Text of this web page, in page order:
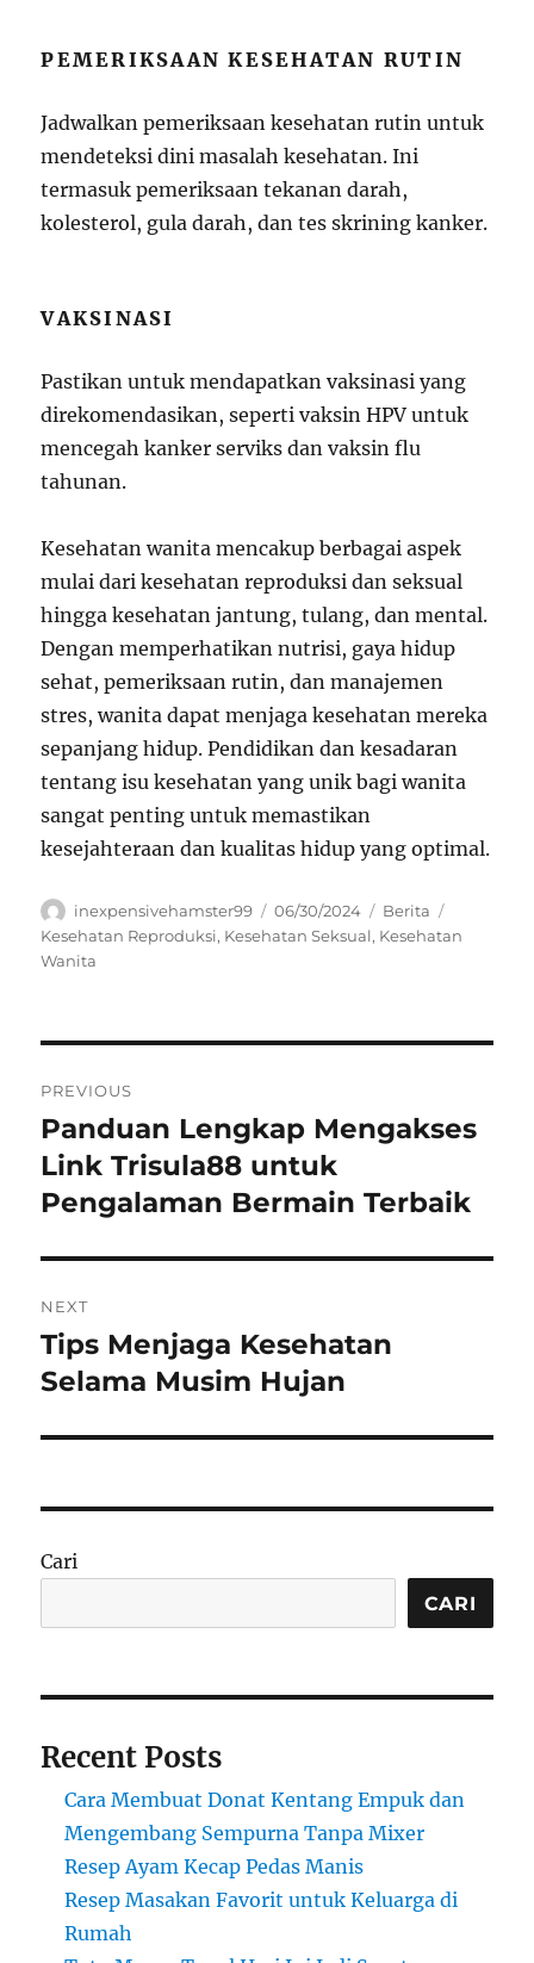
PEMERIKSAAN KESEHATAN RUTIN
Jadwalkan pemeriksaan kesehatan rutin untuk
mendeteksi dini masalah kesehatan. Ini
termasuk pemeriksaan tekanan darah,
kolesterol, gula darah, dan tes skrining kanker.
VAKSINASI
Pastikan untuk mendapatkan vaksinasi yang
direkomendasikan, seperti vaksin HPV untuk
mencegah kanker serviks dan vaksin flu
tahunan.
Kesehatan wanita mencakup berbagai aspek
mulai dari kesehatan reproduksi dan seksual
hingga kesehatan jantung, tulang, dan mental.
Dengan memperhatikan nutrisi, gaya hidup
sehat, pemeriksaan rutin, dan manajemen
stres, wanita dapat menjaga kesehatan mereka
sepanjang hidup. Pendidikan dan kesadaran
tentang isu kesehatan yang unik bagi wanita
sangat penting untuk memastikan
kesejahteraan dan kualitas hidup yang optimal.
Author
inexpensivehamster99
Posted
on
06/30/2024 Categories
Berita
Kesehatan Reproduksi, Kesehatan Seksual, Kesehatan
Wanita
pos
PREVIOUS
Previous
post:
Panduan Lengkap Mengakses
Link Trisula88 untuk
Pengalaman Bermain Terbaik
NEXT
Next
post:
Tips Menjaga Kesehatan
Selama Musim Hujan
Cari
CARI
Recent Posts
Cara Membuat Donat Kentang Empuk dan
Mengembang Sempurna Tanpa Mixer
Resep Ayam Kecap Pedas Manis
Resep Masakan Favorit untuk Keluarga di
Rumah